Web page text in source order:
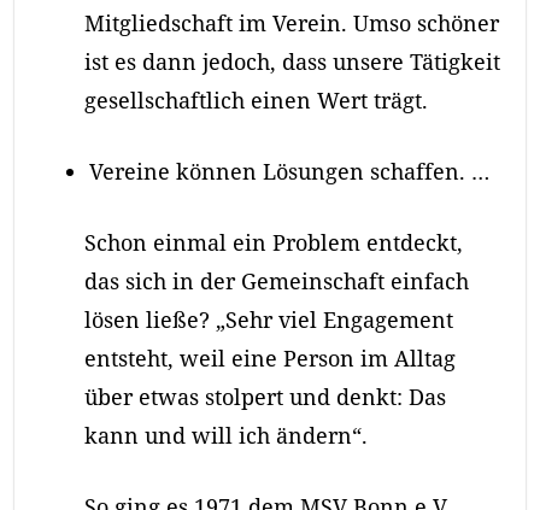
Mitgliedschaft im Verein. Umso schöner
ist es dann jedoch, dass unsere Tätigkeit
gesellschaftlich einen Wert trägt.
Vereine können Lösungen schaffen. …
Schon einmal ein Problem entdeckt,
das sich in der Gemeinschaft einfach
lösen ließe? „Sehr viel Engagement
entsteht, weil eine Person im Alltag
über etwas stolpert und denkt: Das
kann und will ich ändern“.